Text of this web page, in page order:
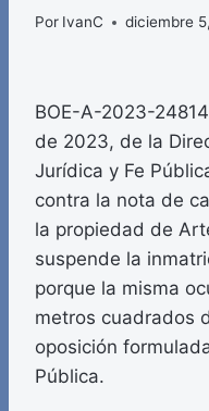
Por IvanC diciembre
BOE-A-2023-
de 2023, de la
Jurídica y Fe
contra la nota de
la propiedad de
suspende la
porque la misma
metros cuadrados
oposición
Pública.